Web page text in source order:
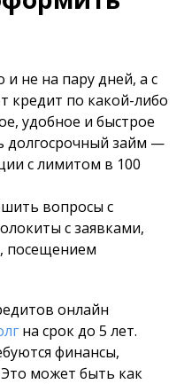
не на пару дней, а с
кредит по какой-либо
удобное и быстрое
долгосрочный займ —
с лимитом в 100
вопросы с
с заявками,
посещением
онлайн
на срок до 5 лет.
финансы,
может быть как